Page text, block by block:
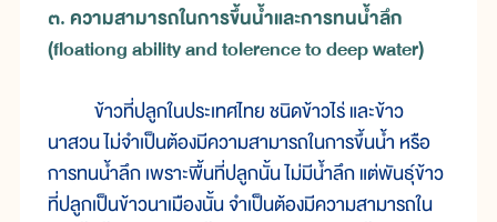
๓. ความสามารถในการขึ้นน้ำและการทนน้ำลึก
(floationg ability and tolerence to deep water)
ข้าวที่ปลูกในประเทศไทย ชนิดข้าวไร่ และข้าว
นาสวน ไม่จำเป็นต้องมีความสามารถในการขึ้นน้ำ หรือ
การทนน้ำลึก เพราะพื้นที่ปลูกนั้น ไม่มีน้ำลึก แต่พันธุ์ข้าว
ที่ปลูกเป็นข้าวนาเมืองนั้น จำเป็นต้องมีความสามารถใน